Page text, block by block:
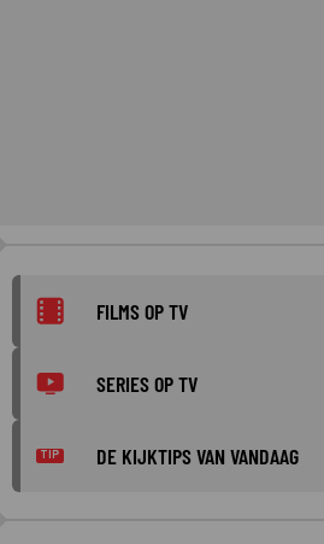
FILMS OP TV
SERIES OP TV
TIP DE KIJKTIPS VAN VANDAAG